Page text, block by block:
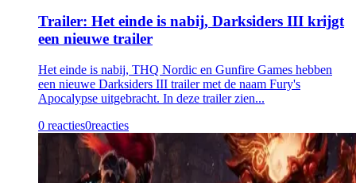
Trailer: Het einde is nabij, Darksiders III krijgt
een nieuwe trailer
Het einde is nabij, THQ Nordic en Gunfire Games hebben
een nieuwe Darksiders III trailer met de naam Fury's
Apocalypse uitgebracht. In deze trailer zien...
0 reacties0reacties